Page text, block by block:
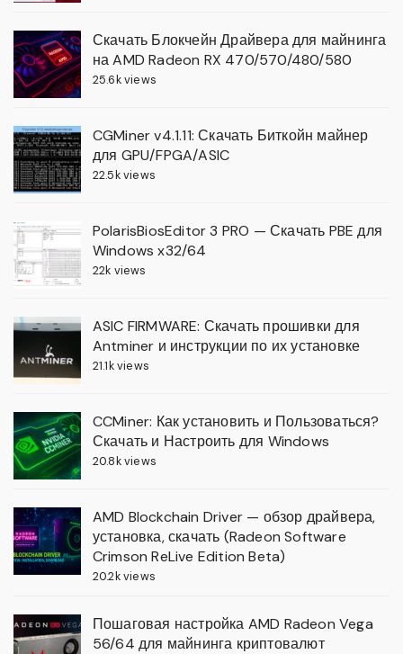
Скачать Блокчейн Драйвера для майнинга
на AMD Radeon RX 470/570/480/580
25.6k views
CGMiner v4.1.11: Скачать Биткойн майнер
для GPU/FPGA/ASIC
22.5k views
PolarisBiosEditor 3 PRO — Скачать PBE для
Windows x32/64
22k views
ASIC FIRMWARE: Скачать прошивки для
Antminer и инструкции по их установке
21.1k views
CCMiner: Как установить и Пользоваться?
Скачать и Настроить для Windows
20.8k views
AMD Blockchain Driver — обзор драйвера,
установка, скачать (Radeon Software
Crimson ReLive Edition Beta)
20.2k views
Пошаговая настройка AMD Radeon Vega
56/64 для майнинга криптовалют